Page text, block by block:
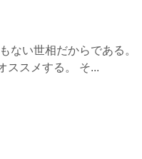
ない世相だからである。
ススメする。 そ...